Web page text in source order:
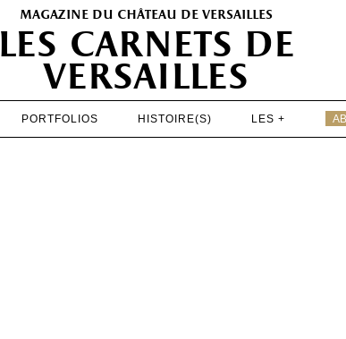
magazine du château de versailles
les carnets de
versailles
PORTFOLIOS HISTOIRE(S) LES +